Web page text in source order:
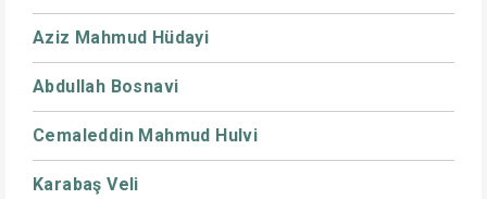
Aziz Mahmud Hüdayi
Abdullah Bosnavi
Cemaleddin Mahmud Hulvi
Karabaş Veli